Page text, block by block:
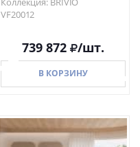
VF20012
739 872 /шт.
В КОРЗИНУ